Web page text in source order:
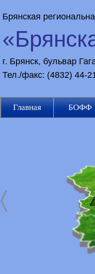
Брянская
г. Брянск, бульвар
Тел./факс: (4832) 44-
Главная БОФФ